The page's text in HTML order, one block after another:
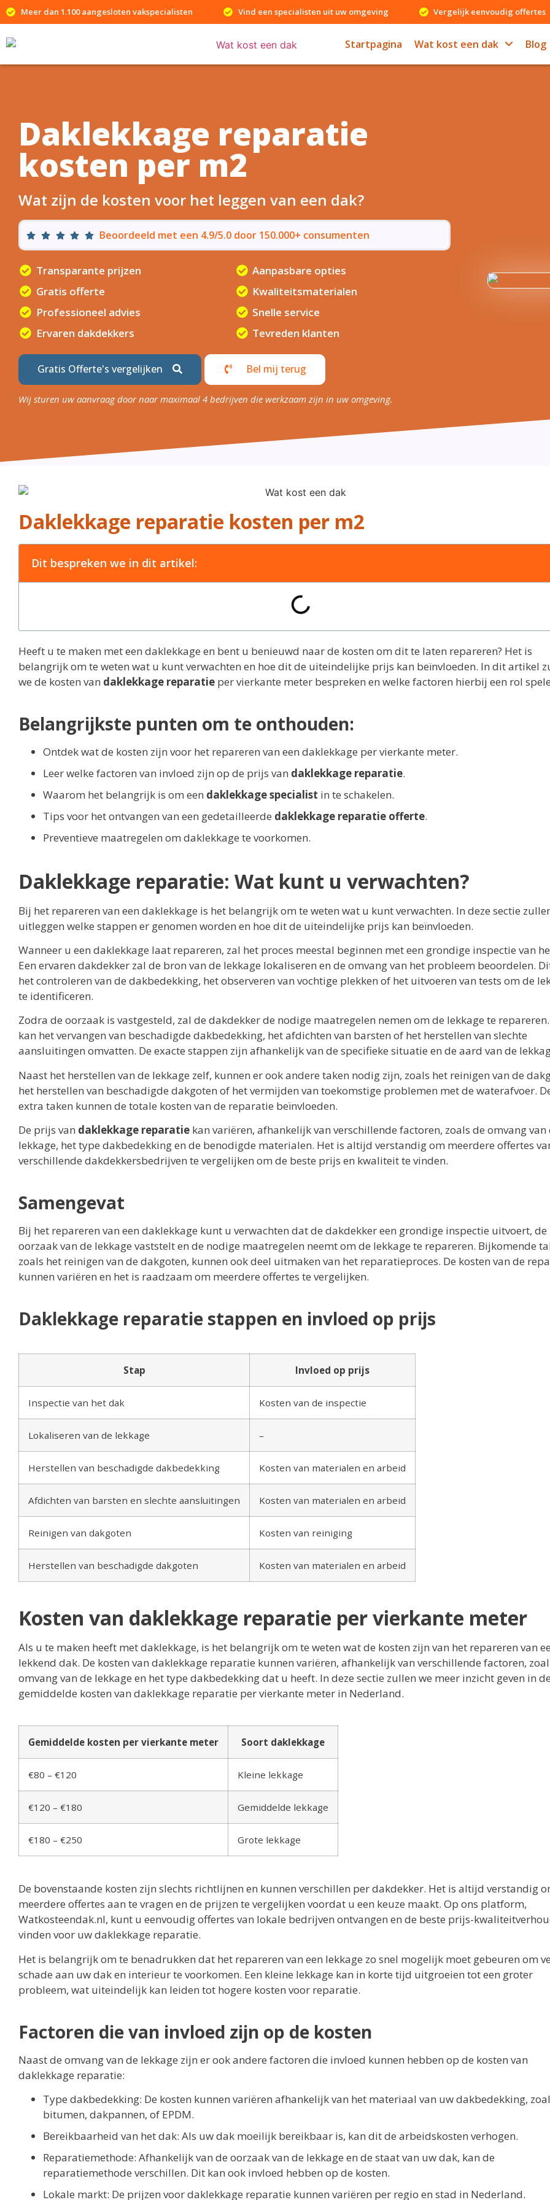
Meer dan 1.100 aangesloten vakspecialisten Vind een specialisten uit uw omgeving Vergelijk eenvoudig offertes
Startpagina Wat kost een dak Blog
Daklekkage reparatie
kosten per m2
Wat zijn de kosten voor het leggen van een dak?
Beoordeeld met een 4.9/5.0 door 150.000+ consumenten
Transparante prijzen
Gratis offerte
Professioneel advies
Ervaren dakdekkers
Aanpasbare opties
Kwaliteitsmaterialen
Snelle service
Tevreden klanten
Gratis Offerte's vergelijken Bel mij terug
Wij sturen uw aanvraag door naar maximaal 4 bedrijven die werkzaam zijn in uw omgeving.
Daklekkage reparatie kosten per m2
Dit bespreken we in dit artikel:
Heeft u te maken met een daklekkage en bent u benieuwd naar de kosten om dit te laten repareren? Het is
belangrijk om te weten wat u kunt verwachten en hoe dit de uiteindelijke prijs kan beïnvloeden. In dit artikel
we de kosten van daklekkage reparatie per vierkante meter bespreken en welke factoren hierbij een rol
Belangrijkste punten om te onthouden:
Ontdek wat de kosten zijn voor het repareren van een daklekkage per vierkante meter.
Leer welke factoren van invloed zijn op de prijs van daklekkage reparatie.
Waarom het belangrijk is om een daklekkage specialist in te schakelen.
Tips voor het ontvangen van een gedetailleerde daklekkage reparatie offerte.
Preventieve maatregelen om daklekkage te voorkomen.
Daklekkage reparatie: Wat kunt u verwachten?
Bij het repareren van een daklekkage is het belangrijk om te weten wat u kunt verwachten. In deze sectie
uitleggen welke stappen er genomen worden en hoe dit de uiteindelijke prijs kan beïnvloeden.
Wanneer u een daklekkage laat repareren, zal het proces meestal beginnen met een grondige inspectie van
Een ervaren dakdekker zal de bron van de lekkage lokaliseren en de omvang van het probleem beoordelen.
het controleren van de dakbedekking, het observeren van vochtige plekken of het uitvoeren van tests om de
te identificeren.
Zodra de oorzaak is vastgesteld, zal de dakdekker de nodige maatregelen nemen om de lekkage te
kan het vervangen van beschadigde dakbedekking, het afdichten van barsten of het herstellen van slechte
aansluitingen omvatten. De exacte stappen zijn afhankelijk van de specifieke situatie en de aard van de
Naast het herstellen van de lekkage zelf, kunnen er ook andere taken nodig zijn, zoals het reinigen van de
het herstellen van beschadigde dakgoten of het vermijden van toekomstige problemen met de waterafvoer.
extra taken kunnen de totale kosten van de reparatie beïnvloeden.
De prijs van daklekkage reparatie kan variëren, afhankelijk van verschillende factoren, zoals de omvang van
lekkage, het type dakbedekking en de benodigde materialen. Het is altijd verstandig om meerdere offertes
verschillende dakdekkersbedrijven te vergelijken om de beste prijs en kwaliteit te vinden.
Samengevat
Bij het repareren van een daklekkage kunt u verwachten dat de dakdekker een grondige inspectie uitvoert, de
oorzaak van de lekkage vaststelt en de nodige maatregelen neemt om de lekkage te repareren. Bijkomende
zoals het reinigen van de dakgoten, kunnen ook deel uitmaken van het reparatieproces. De kosten van de
kunnen variëren en het is raadzaam om meerdere offertes te vergelijken.
Daklekkage reparatie stappen en invloed op prijs
Stap Invloed op prijs
Inspectie van het dak Kosten van de inspectie
Lokaliseren van de lekkage –
Herstellen van beschadigde dakbedekking Kosten van materialen en arbeid
Afdichten van barsten en slechte aansluitingen Kosten van materialen en arbeid
Reinigen van dakgoten Kosten van reiniging
Herstellen van beschadigde dakgoten Kosten van materialen en arbeid
Kosten van daklekkage reparatie per vierkante meter
Als u te maken heeft met daklekkage, is het belangrijk om te weten wat de kosten zijn van het repareren van
lekkend dak. De kosten van daklekkage reparatie kunnen variëren, afhankelijk van verschillende factoren,
omvang van de lekkage en het type dakbedekking dat u heeft. In deze sectie zullen we meer inzicht geven in
gemiddelde kosten van daklekkage reparatie per vierkante meter in Nederland.
Gemiddelde kosten per vierkante meter Soort daklekkage
€80 – €120 Kleine lekkage
€120 – €180 Gemiddelde lekkage
€180 – €250 Grote lekkage
De bovenstaande kosten zijn slechts richtlijnen en kunnen verschillen per dakdekker. Het is altijd verstandig
meerdere offertes aan te vragen en de prijzen te vergelijken voordat u een keuze maakt. Op ons platform,
Watkosteendak.nl, kunt u eenvoudig offertes van lokale bedrijven ontvangen en de beste prijs-
vinden voor uw daklekkage reparatie.
Het is belangrijk om te benadrukken dat het repareren van een lekkage zo snel mogelijk moet gebeuren om
schade aan uw dak en interieur te voorkomen. Een kleine lekkage kan in korte tijd uitgroeien tot een groter
probleem, wat uiteindelijk kan leiden tot hogere kosten voor reparatie.
Factoren die van invloed zijn op de kosten
Naast de omvang van de lekkage zijn er ook andere factoren die invloed kunnen hebben op de kosten van
daklekkage reparatie:
Type dakbedekking: De kosten kunnen variëren afhankelijk van het materiaal van uw dakbedekking,
bitumen, dakpannen, of EPDM.
Bereikbaarheid van het dak: Als uw dak moeilijk bereikbaar is, kan dit de arbeidskosten verhogen.
Reparatiemethode: Afhankelijk van de oorzaak van de lekkage en de staat van uw dak, kan de
reparatiemethode verschillen. Dit kan ook invloed hebben op de kosten.
Lokale markt: De prijzen voor daklekkage reparatie kunnen variëren per regio en stad in Nederland.